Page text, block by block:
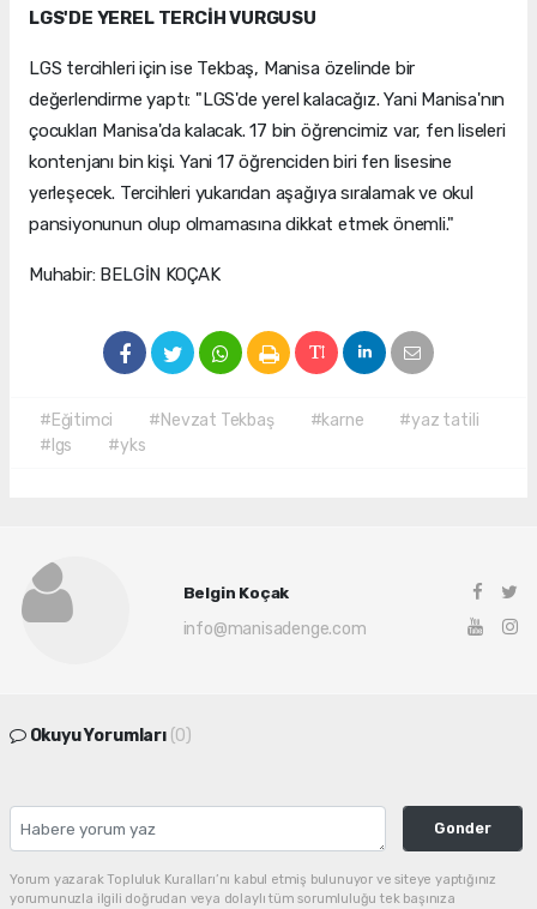
LGS'DE YEREL TERCİH VURGUSU
LGS tercihleri için ise Tekbaş, Manisa özelinde bir
değerlendirme yaptı: "LGS'de yerel kalacağız. Yani Manisa'nın
çocukları Manisa'da kalacak. 17 bin öğrencimiz var, fen liseleri
kontenjanı bin kişi. Yani 17 öğrenciden biri fen lisesine
yerleşecek. Tercihleri yukarıdan aşağıya sıralamak ve okul
pansiyonunun olup olmamasına dikkat etmek önemli."
Muhabir: BELGİN KOÇAK
#Eğitimci #Nevzat Tekbaş #karne
#yaz tatili
#lgs
#yks
Belgin Koçak
info@manisadenge.com
Okuyu Yorumları (0)
Gonder
Yorum yazarak Topluluk Kuralları’nı kabul etmiş bulunuyor ve siteye yaptığınız
yorumunuzla ilgili doğrudan veya dolaylı tüm sorumluluğu tek başınıza